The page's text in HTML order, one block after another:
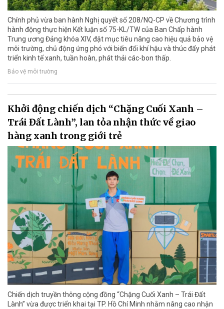
Chính phủ vừa ban hành Nghị quyết số 208/NQ-CP về Chương trình
hành động thực hiện Kết luận số 75-KL/TW của Ban Chấp hành
Trung ương Đảng khóa XIV, đặt mục tiêu nâng cao hiệu quả bảo vệ
môi trường, chủ động ứng phó với biến đổi khí hậu và thúc đẩy phát
triển kinh tế xanh, tuần hoàn, phát thải các-bon thấp.
Bảo vệ môi trường
Khởi động chiến dịch “Chặng Cuối Xanh –
Trái Đất Lành”, lan tỏa nhận thức về giao
hàng xanh trong giới trẻ
Chiến dịch truyền thông cộng đồng “Chặng Cuối Xanh – Trái Đất
Lành” vừa được triển khai tại TP. Hồ Chí Minh nhằm nâng cao nhận